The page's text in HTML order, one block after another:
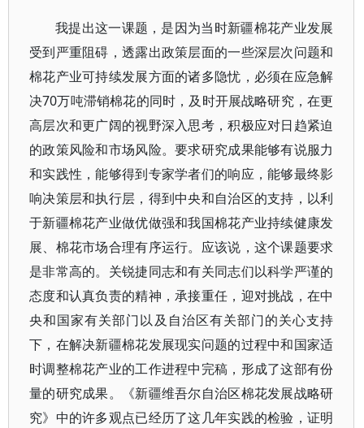
我提出这一课题，是因为当时新疆棉花产业发展
受到严重阻碍，透露出政策层面的一些深层次问题和
棉花产业可持续发展方面的诸多隐忧，必须在应急解
决70万吨滞销棉花的同时，及时开展战略研究，在更
高层次和更广阔的视野深入思考，积极应对日趋紧迫
的政策风险和市场风险。要求研究成果能够有说服力
和实践性，能够得到专家学者们的响应，能够最终影
响决策层和执行层，得到中央和自治区的支持，以利
于新疆棉花产业做优做强和我国棉花产业持续健康发
展、棉花市场合理有序运行。应该说，这个课题要求
是非常高的。关锐捷同志和有关同志们以科学严谨的
态度和认真负责的精神，承接重任，迎对挑战，在中
央和国家有关部门以及自治区有关部门的关心支持
下，在解决新疆棉花发展现实问题的过程中和国家适
时调整棉花产业的工作进程中完稿，形成了这部有份
量的研究成果。《新疆维吾尔自治区棉花发展战略研
究》中的许多观点已经历了这几年实践的检验，证明